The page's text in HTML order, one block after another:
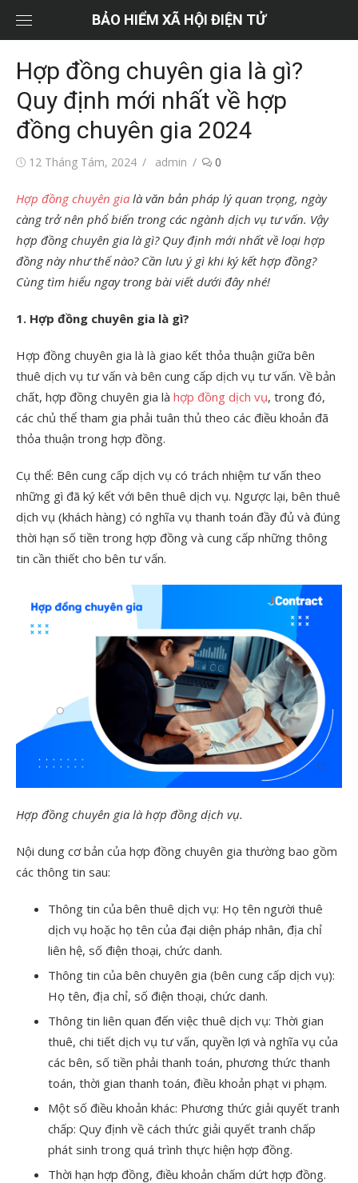
dung
BẢO HIỂM XÃ HỘI ĐIỆN TỬ
Hợp đồng chuyên gia là gì?
Quy định mới nhất về hợp
đồng chuyên gia 2024
Đăng12 Tháng Tám, 2024
Tác
admin 0
Hợp đồng chuyên gia là văn bản pháp lý quan trọng, ngày
càng trở nên phổ biến trong các ngành dịch vụ tư vấn. Vậy
hợp đồng chuyên gia là gì? Quy định mới nhất về loại hợp
đồng này như thế nào? Cần lưu ý gì khi ký kết hợp đồng?
Cùng tìm hiểu ngay trong bài viết dưới đây nhé!
1. Hợp đồng chuyên gia là gì?
Hợp đồng chuyên gia là là giao kết thỏa thuận giữa bên
thuê dịch vụ tư vấn và bên cung cấp dịch vụ tư vấn. Về bản
chất, hợp đồng chuyên gia là hợp đồng dịch vụ, trong đó,
các chủ thể tham gia phải tuân thủ theo các điều khoản đã
thỏa thuận trong hợp đồng.
Cụ thể: Bên cung cấp dịch vụ có trách nhiệm tư vấn theo
những gì đã ký kết với bên thuê dịch vụ. Ngược lại, bên thuê
dịch vụ (khách hàng) có nghĩa vụ thanh toán đầy đủ và đúng
thời hạn số tiền trong hợp đồng và cung cấp những thông
tin cần thiết cho bên tư vấn.
Hợp đồng chuyên gia là hợp đồng dịch vụ.
Nội dung cơ bản của hợp đồng chuyên gia thường bao gồm
các thông tin sau:
Thông tin của bên thuê dịch vụ: Họ tên người thuê
dịch vụ hoặc họ tên của đại diện pháp nhân, địa chỉ
liên hệ, số điện thoại, chức danh.
Thông tin của bên chuyên gia (bên cung cấp dịch vụ):
Họ tên, địa chỉ, số điện thoại, chức danh.
Thông tin liên quan đến việc thuê dịch vụ: Thời gian
thuê, chi tiết dịch vụ tư vấn, quyền lợi và nghĩa vụ của
các bên, số tiền phải thanh toán, phương thức thanh
toán, thời gian thanh toán, điều khoản phạt vi phạm.
Một số điều khoản khác: Phương thức giải quyết tranh
chấp: Quy định về cách thức giải quyết tranh chấp
phát sinh trong quá trình thực hiện hợp đồng.
Thời hạn hợp đồng, điều khoản chấm dứt hợp đồng.